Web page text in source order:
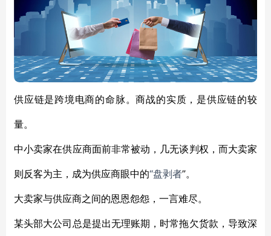
供应链是跨境电商的命脉。商战的实质，是供应链的较
量。
中小卖家在供应商面前非常被动，几无谈判权，而大卖家
则反客为主，成为供应商眼中的“盘剥者”。
大卖家与供应商之间的恩恩怨怨，一言难尽。
某头部大公司总是提出无理账期，时常拖欠货款，导致深